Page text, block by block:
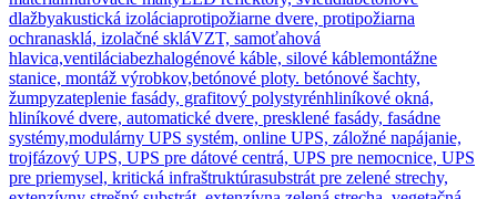
dlažbyakustická izoláciaprotipožiarne dvere, protipožiarna
ochranasklá, izolačné skláVZT, samoťahová
hlavica,ventiláciabezhalogénové káble, silové káblemontážne
stanice, montáž výrobkov,betónové ploty. betónové šachty,
žumpyzateplenie fasády, grafitový polystyrénhliníkové okná,
hliníkové dvere, automatické dvere, presklené fasády, fasádne
systémy,modulárny UPS systém, online UPS, záložné napájanie,
trojfázový UPS, UPS pre dátové centrá, UPS pre nemocnice, UPS
pre priemysel, kritická infraštruktúrasubstrát pre zelené strechy,